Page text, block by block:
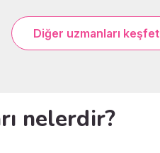
Diğer uzmanları keşfet
nelerdir?